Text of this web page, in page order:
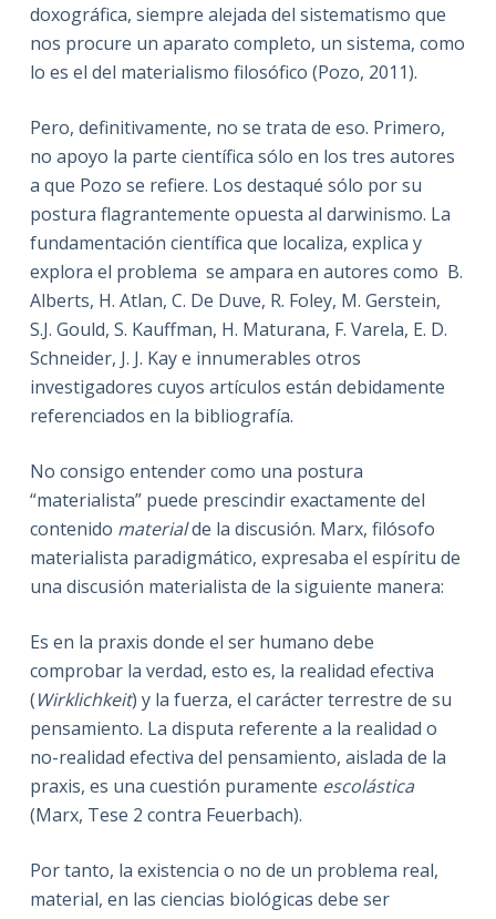
doxográfica, siempre alejada del sistematismo que
nos procure un aparato completo, un sistema, como
lo es el del materialismo filosófico (Pozo, 2011).
Pero, definitivamente, no se trata de eso. Primero,
no apoyo la parte científica sólo en los tres autores
a que Pozo se refiere. Los destaqué sólo por su
postura flagrantemente opuesta al darwinismo. La
fundamentación científica que localiza, explica y
explora el problema se ampara en autores como B.
Alberts, H. Atlan, C. De Duve, R. Foley, M. Gerstein,
S.J. Gould, S. Kauffman, H. Maturana, F. Varela, E. D.
Schneider, J. J. Kay e innumerables otros
investigadores cuyos artículos están debidamente
referenciados en la bibliografía.
No consigo entender como una postura
“materialista” puede prescindir exactamente del
contenido materialde la discusión. Marx, filósofo
materialista paradigmático, expresaba el espíritu de
una discusión materialista de la siguiente manera:
Es en la praxis donde el ser humano debe
comprobar la verdad, esto es, la realidad efectiva
(Wirklichkeit) y la fuerza, el carácter terrestre de su
pensamiento. La disputa referente a la realidad o
no-realidad efectiva del pensamiento, aislada de la
praxis, es una cuestión puramente escolástica
(Marx, Tese 2 contra Feuerbach).
Por tanto, la existencia o no de un problema real,
material, en las ciencias biológicas debe ser